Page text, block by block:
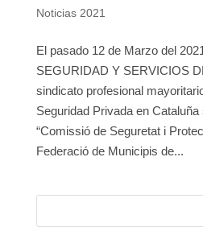
Noticias 2021
El pasado 12 de Marzo del
SEGURIDAD Y SERVICIOS
sindicato profesional
Seguridad Privada en
“Comissió de Seguretat i
Federació de Municipis de...